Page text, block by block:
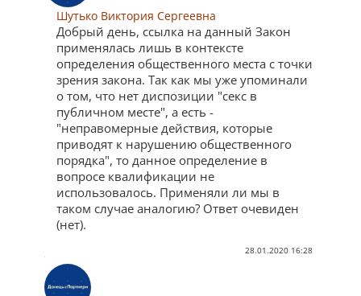
Шутько Виктория Сергеевна
Добрый день, ссылка на данный Закон
применялась лишь в контексте
определения общественного места с точки
зрения закона. Так как мы уже упоминали
о том, что нет диспозиции "секс в
публичном месте", а есть -
"неправомерные действия, которые
приводят к нарушению общественного
порядка", то данное определение в
вопросе квалификации не
использовалось. Применяли ли мы в
таком случае аналогию? Ответ очевиден
(нет).
28.01.2020 16:28